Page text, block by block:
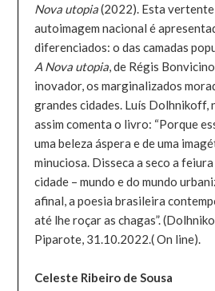
Nova utopia(2022). Esta vertente
autoimagem nacional é
diferenciados: o das camadas
A Nova utopia, de Régis
inovador, os marginalizados
grandes cidades. Luís Dolhnikoff,
assim comenta o livro: “Porque
uma beleza áspera e de uma
minuciosa. Disseca a seco a
cidade – mundo e do mundo
afinal, a poesia brasileira
até lhe roçar as chagas”.
Piparote, 31.10.2022.( On line).
Celeste Ribeiro de Sousa